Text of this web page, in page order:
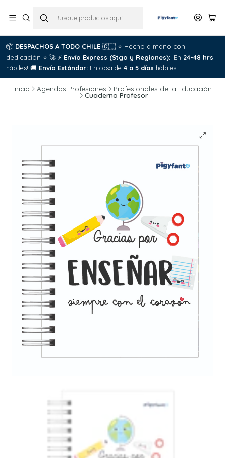
📦 DESPACHOS A TODO CHILE 🇨🇱 ⭐ Hecho a mano con
dedicación ⭐ 🚀 ⚡ Envío Express (Stgo y Regiones): ¡En 24-48 hrs
hábiles! 🚚 Envío Estándar: En casa de 4 a 5 días hábiles.
Inicio Agendas Profesiones Profesionales de la Educación
Cuaderno Profesor